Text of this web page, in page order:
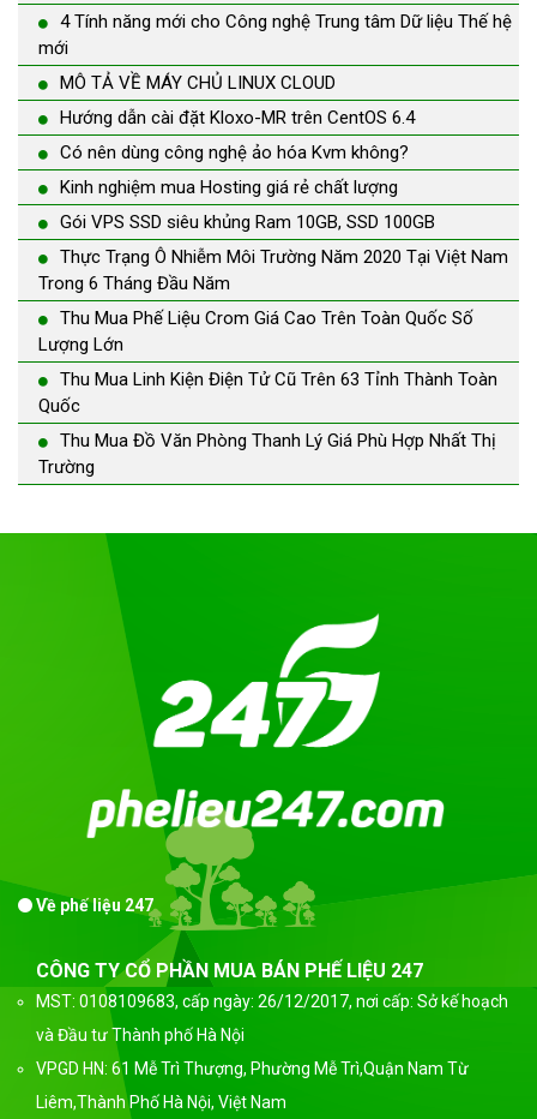
4 Tính năng mới cho Công nghệ Trung tâm Dữ liệu Thế hệ
mới
MÔ TẢ VỀ MÁY CHỦ LINUX CLOUD
Hướng dẫn cài đặt Kloxo-MR trên CentOS 6.4
Có nên dùng công nghệ ảo hóa Kvm không?
Kinh nghiệm mua Hosting giá rẻ chất lượng
Gói VPS SSD siêu khủng Ram 10GB, SSD 100GB
Thực Trạng Ô Nhiễm Môi Trường Năm 2020 Tại Việt Nam
Trong 6 Tháng Đầu Năm
Thu Mua Phế Liệu Crom Giá Cao Trên Toàn Quốc Số
Lượng Lớn
Thu Mua Linh Kiện Điện Tử Cũ Trên 63 Tỉnh Thành Toàn
Quốc
Thu Mua Đồ Văn Phòng Thanh Lý Giá Phù Hợp Nhất Thị
Trường
Về phế liệu 247
CÔNG TY CỔ PHẦN MUA BÁN PHẾ LIỆU 247
MST: 0108109683, cấp ngày: 26/12/2017, nơi cấp: Sở kế hoạch
và Đầu tư Thành phố Hà Nội
VPGD HN: 61 Mễ Trì Thượng, Phường Mễ Trì,Quận Nam Từ
Liêm,Thành Phố Hà Nội, Việt Nam